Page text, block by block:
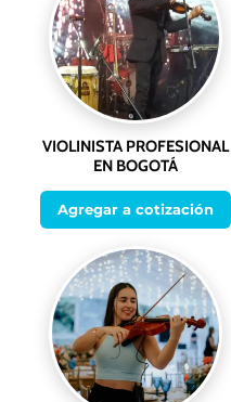
VIOLINISTA PROFESIONAL
EN BOGOTÁ
Agregar a cotización